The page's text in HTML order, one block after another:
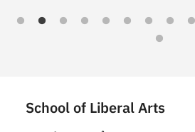
School of Liberal Arts